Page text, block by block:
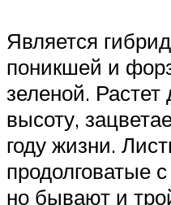
Является
поникшей и
зеленой. Растет
высоту,
году жизни.
продолговатые
но бывают и